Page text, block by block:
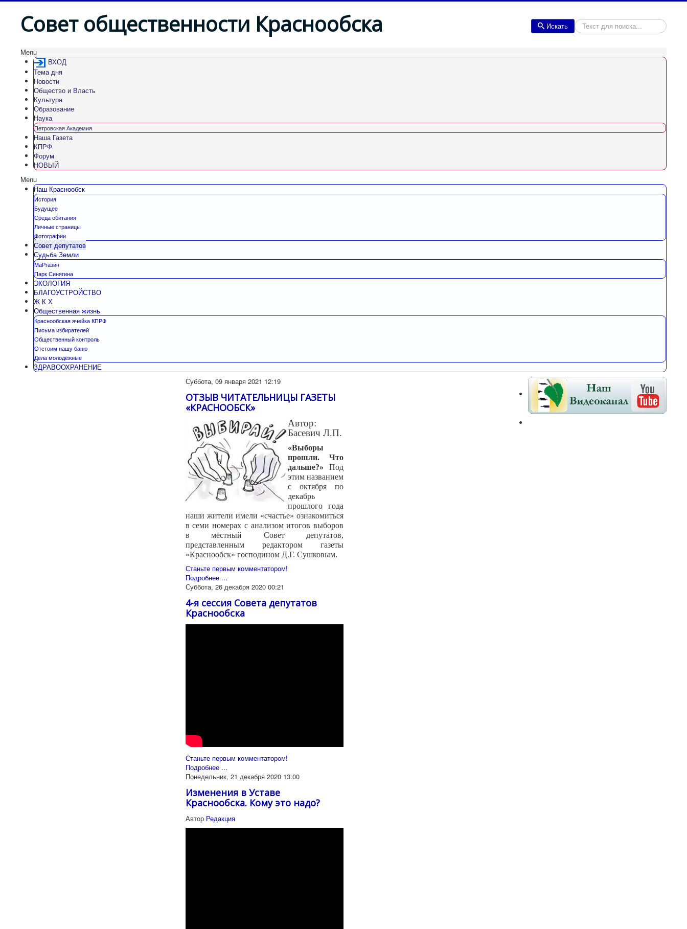
Совет общественности Краснообска Искать Искать
Menu
ВХОД
Тема дня
Новости
Общество и Власть
Культура
Образование
Наука
Петровская Академия
Наша Газета
КПРФ
Форум
НОВЫЙ
Menu
Наш Краснообск
История
Будущее
Среда обитания
Личные страницы
Фотографии
Совет депутатов
Судьба Земли
МаРгазин
Парк Синягина
ЭКОЛОГИЯ
БЛАГОУСТРОЙСТВО
Ж К Х
Общественная жизнь
Краснообская ячейка КПРФ
Письма избирателей
Общественный контроль
Отстоим нашу баню
Дела молодёжные
ЗДРАВООХРАНЕНИЕ
Суббота, 09 января 2021 12:19
ОТЗЫВ ЧИТАТЕЛЬНИЦЫ ГАЗЕТЫ
«КРАСНООБСК»
Автор:
Басевич Л.П.
«Выборы
прошли. Что
дальше?» Под
этим названием
с октября по
декабрь
прошлого года
наши жители имели «счастье» ознакомиться
в семи номерах с анализом итогов выборов
в местный Совет депутатов,
представленным редактором газеты
«Краснообск» господином Д.Г. Сушковым.
Станьте первым комментатором!
Подробнее ...
Суббота, 26 декабря 2020 00:21
4-я сессия Совета депутатов
Краснообска
Станьте первым комментатором!
Подробнее ...
Понедельник, 21 декабря 2020 13:00
Изменения в Уставе
Краснообска. Кому это надо?
Автор Редакция